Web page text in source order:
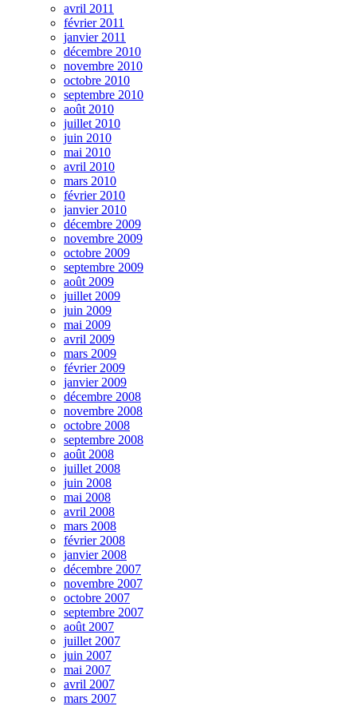
avril 2011
février 2011
janvier 2011
décembre 2010
novembre 2010
octobre 2010
septembre 2010
août 2010
juillet 2010
juin 2010
mai 2010
avril 2010
mars 2010
février 2010
janvier 2010
décembre 2009
novembre 2009
octobre 2009
septembre 2009
août 2009
juillet 2009
juin 2009
mai 2009
avril 2009
mars 2009
février 2009
janvier 2009
décembre 2008
novembre 2008
octobre 2008
septembre 2008
août 2008
juillet 2008
juin 2008
mai 2008
avril 2008
mars 2008
février 2008
janvier 2008
décembre 2007
novembre 2007
octobre 2007
septembre 2007
août 2007
juillet 2007
juin 2007
mai 2007
avril 2007
mars 2007